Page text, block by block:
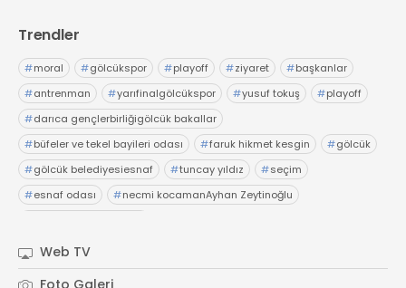
Trendler
#moral #gölcükspor #playoff #ziyaret #başkanlar
#antrenman #yarıfinalgölcükspor #yusuf tokuş #playoff
#darıca gençlerbirliğigölcük bakallar
#büfeler ve tekel bayileri odası #faruk hikmet kesgin #gölcük
#gölcük belediyesiesnaf #tuncay yıldız #seçim
#esnaf odası #necmi kocamanAyhan Zeytinoğlu
Web TV